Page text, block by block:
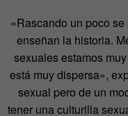
«Rascando un poco
enseñan la historia.
sexuales estamos
está muy dispersa»,
sexual pero de un
tener una culturilla